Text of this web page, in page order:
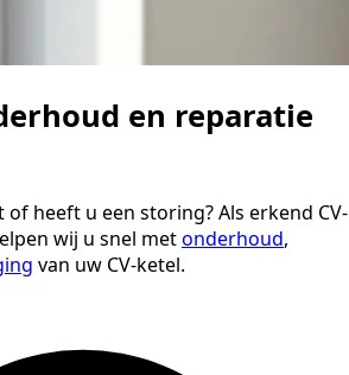
en reparatie
of heeft u een storing? Als erkend CV-
wij u snel metonderhoud,
van uw CV-ketel.